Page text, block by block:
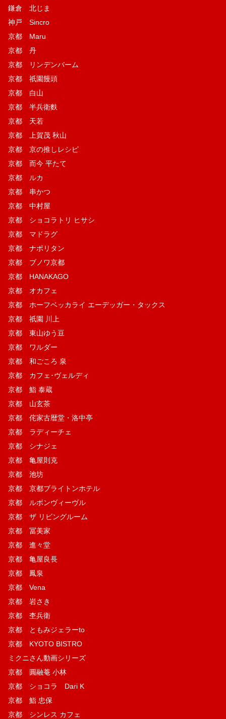
鎌倉 北じま
神戸 Sincro
京都 Maru
京都 丹
京都 リンデンバーム
京都 祇園饅頭
京都 白山
京都 半兵衛麩
京都 天若
京都 上賀茂 秋山
京都 京の推しレシピ
京都 而今 平たて
京都 ルカ
京都 串かつ
京都 中村屋
京都 ショコラトリ ヒサシ
京都 マドラグ
京都 ナポリタン
京都 ブノワ京都
京都 HANAKAGO
京都 オカフェ
京都 ホーフベッカライ エーデッガー・タックス
京都 祇園 川上
京都 東山ゆう豆
京都 ワルダー
京都 和ごころ 泉
京都 カフェ･ヴェルディ
京都 鮨 泰蔵
京都 山玄茶
京都 侘家古暦堂・洛中亭
京都 ラディーチェ
京都 シナジェ
京都 亀屋則克
京都 池坊
京都 京都ブライトンホテル
京都 ルボンヴィーヴル
京都 ザ リビングルーム
京都 冨美家
京都 進々堂
京都 亀屋良長
京都 鳳泉
京都 Vena
京都 岩さき
京都 杢兵衛
京都 ともみジェラーto
京都 KYOTO BISTRO
ミクニさん動画シリーズ
京都 圓融菴 小林
京都 ショコラ Dari K
京都 鮨 忠保
京都 シンレス カフェ